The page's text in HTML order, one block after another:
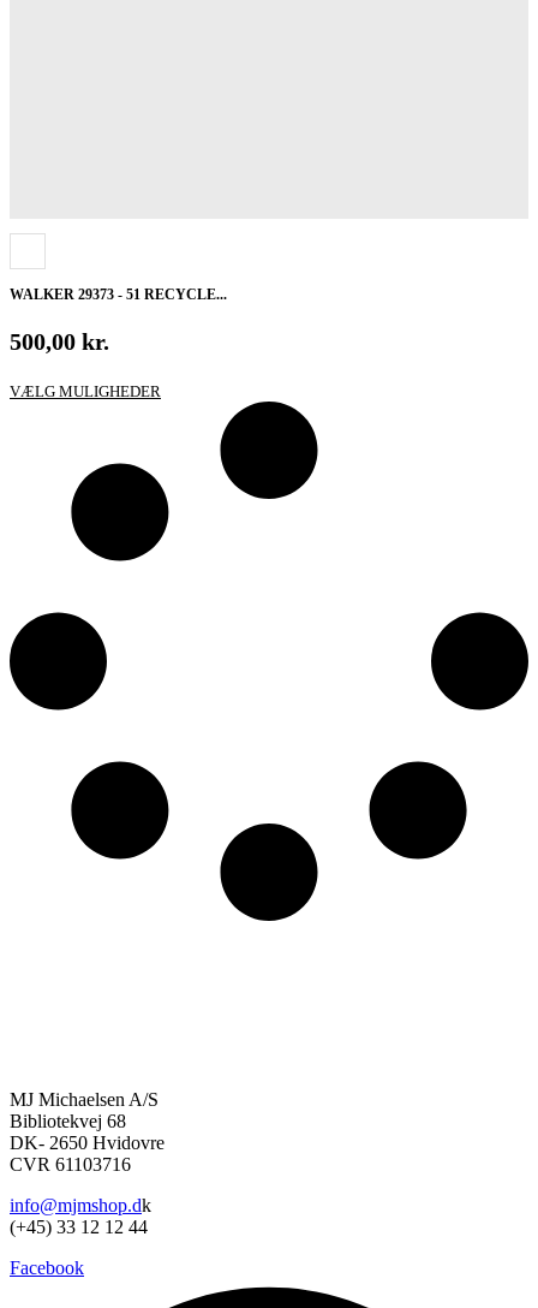
WALKER 29373 - 51 RECYCLE...
500,00 kr.
VÆLG MULIGHEDER
varianter.
Mulighederne
kan
vælges
MJ Michaelsen A/S
Bibliotekvej 68
DK- 2650 Hvidovre
CVR 61103716
info@mjmshop.dk
(+45) 33 12 12 44
Facebook